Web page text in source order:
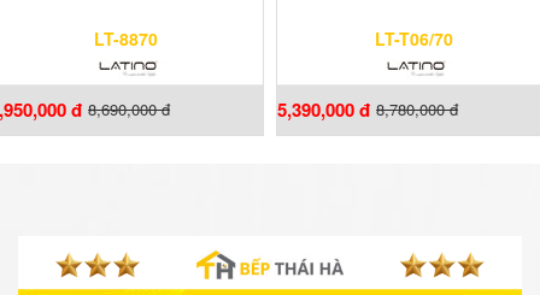
LT-8870
đ 8,690,000 đ
LT-T06/70
5,390,000 đ 8,780,000 đ